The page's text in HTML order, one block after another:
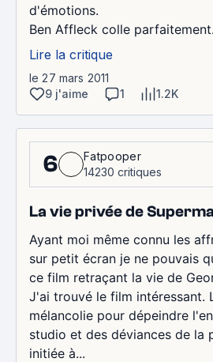
d'émotions.
Ben Affleck colle
Lire la critique
le 27 mars 2011
9 j'aime
1 1.2K
6
Fatpooper
14230 critiques
La vie privée de
Ayant moi même connu les
sur petit écran je ne pouvais
ce film retraçant la vie de
J'ai trouvé le film intéressant.
mélancolie pour dépeindre
studio et des déviances de la
initiée à...